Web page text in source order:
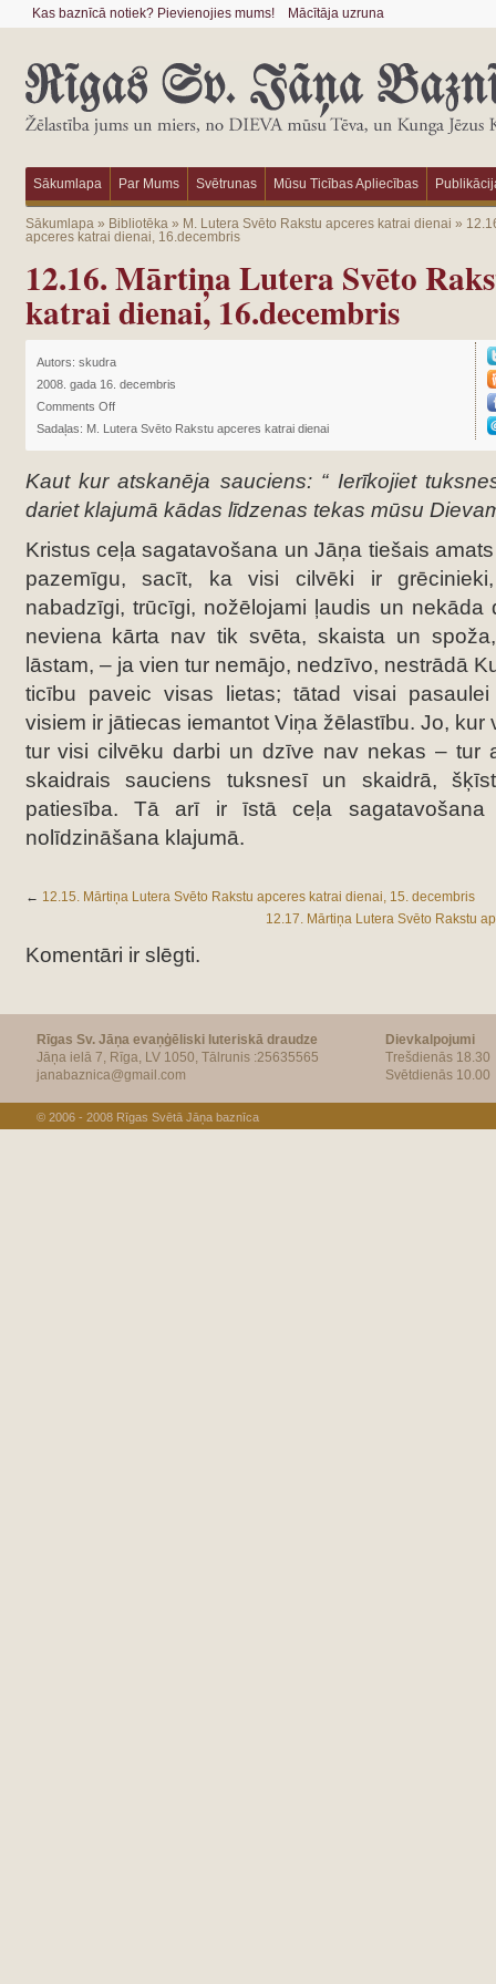
Kas baznīcā notiek? Pievienojies mums! Mācītāja uzruna
Sākumlapa Par Mums Svētrunas Mūsu Ticības Apliecības
Sākumlapa» Bibliotēka» M. Lutera Svēto Rakstu apceres katrai dienai »
apceres katrai dienai, 16.decembris
12.16. Mārtiņa Lutera Svēto
katrai dienai, 16.decembris
Autors: skudra
2008. gada 16. decembris
Comments Off
Sadaļas: M. Lutera Svēto Rakstu apceres katrai dienai
Kaut kur atskanēja sauciens: “ Ierīkojiet
dariet klajumā kādas līdzenas tekas mūsu
Kristus ceļa sagatavošana un Jāņa tiešais
pazemīgu, sacīt, ka visi cilvēki ir
nabadzīgi, trūcīgi, nožēlojami ļaudis un nekāda
neviena kārta nav tik svēta, skaista un
lāstam, – ja vien tur nemājo, nedzīvo, nestrādā
ticību paveic visas lietas; tātad visai
visiem ir jātiecas iemantot Viņa žēlastību. Jo, kur
tur visi cilvēku darbi un dzīve nav nekas – tur
skaidrais sauciens tuksnesī un skaidrā,
patiesība. Tā arī ir īstā ceļa sagatavošana
nolīdzināšana klajumā.
← 12.15. Mārtiņa Lutera Svēto Rakstu apceres katrai dienai, 15. decembris
12.17. Mārtiņa Lutera Svēto Rakstu
Komentāri ir slēgti.
Rīgas Sv. Jāņa evaņģēliski luteriskā draudze
Jāņa ielā 7, Rīga, LV 1050, Tālrunis :25635565
janabaznica@gmail.com
Dievkalpojumi
Trešdienās 18.30
Svētdienās 10.00
© 2006 - 2008 Rīgas Svētā Jāņa baznīca